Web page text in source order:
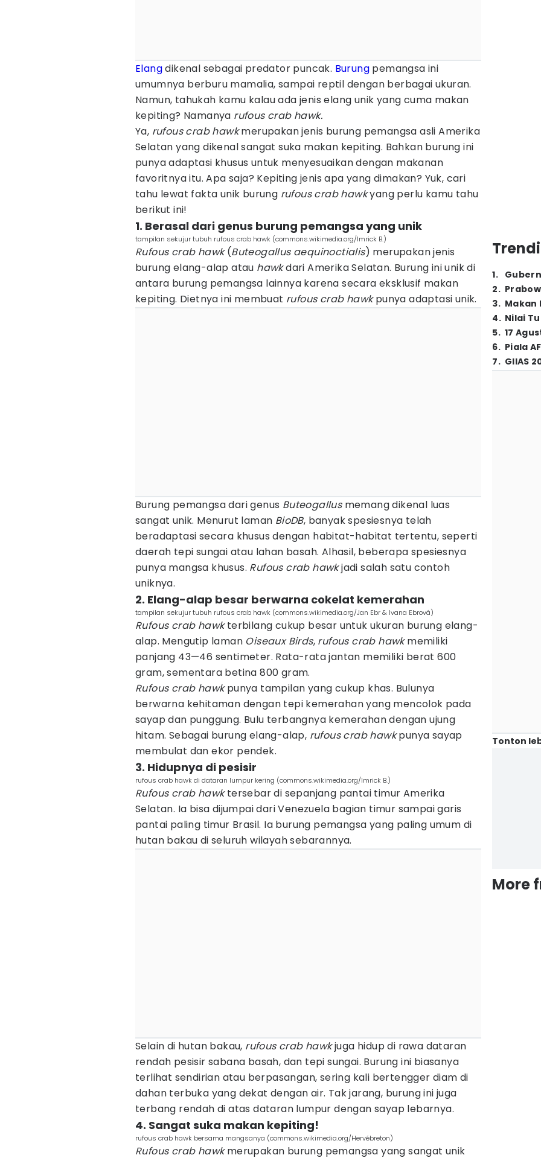
Elangdikenal sebagai predator puncak. Burung pemangsa ini
umumnya berburu mamalia, sampai reptil dengan berbagai ukuran.
Namun, tahukah kamu kalau ada jenis elang unik yang cuma makan
kepiting? Namanya rufous crab hawk.
Ya, rufous crab hawkmerupakan jenis burung pemangsa asli Amerika
Selatan yang dikenal sangat suka makan kepiting. Bahkan burung ini
punya adaptasi khusus untuk menyesuaikan dengan makanan
favoritnya itu. Apa saja? Kepiting jenis apa yang dimakan? Yuk, cari
tahu lewat fakta unik burung rufous crab hawkyang perlu kamu tahu
berikut ini!
1. Berasal dari genus burung pemangsa yang unik
tampilan sekujur tubuh rufous crab hawk (commons.wikimedia.org/Imrick B.)
Rufous crab hawk(Buteogallus aequinoctialis) merupakan jenis
burung elang-alap atau hawkdari Amerika Selatan. Burung ini unik di
antara burung pemangsa lainnya karena secara eksklusif makan
kepiting. Dietnya ini membuat rufous crab hawkpunya adaptasi unik.
Burung pemangsa dari genus Buteogallusmemang dikenal luas
sangat unik. Menurut laman BioDB, banyak spesiesnya telah
beradaptasi secara khusus dengan habitat-habitat tertentu, seperti
daerah tepi sungai atau lahan basah. Alhasil, beberapa spesiesnya
punya mangsa khusus. Rufous crab hawkjadi salah satu contoh
uniknya.
2. Elang-alap besar berwarna cokelat kemerahan
tampilan sekujur tubuh rufous crab hawk (commons.wikimedia.org/Jan Ebr & Ivana Ebrová)
Rufous crab hawkterbilang cukup besar untuk ukuran burung elang-
alap. Mengutip laman Oiseaux Birds, rufous crab hawkmemiliki
panjang 43—46 sentimeter. Rata-rata jantan memiliki berat 600
gram, sementara betina 800 gram.
Rufous crab hawkpunya tampilan yang cukup khas. Bulunya
berwarna kehitaman dengan tepi kemerahan yang mencolok pada
sayap dan punggung. Bulu terbangnya kemerahan dengan ujung
hitam. Sebagai burung elang-alap, rufous crab hawkpunya sayap
membulat dan ekor pendek.
3. Hidupnya di pesisir
rufous crab hawk di dataran lumpur kering (commons.wikimedia.org/Imrick B.)
Rufous crab hawktersebar di sepanjang pantai timur Amerika
Selatan. Ia bisa dijumpai dari Venezuela bagian timur sampai garis
pantai paling timur Brasil. Ia burung pemangsa yang paling umum di
hutan bakau di seluruh wilayah sebarannya.
Selain di hutan bakau, rufous crab hawkjuga hidup di rawa dataran
rendah pesisir sabana basah, dan tepi sungai. Burung ini biasanya
terlihat sendirian atau berpasangan, sering kali bertengger diam di
dahan terbuka yang dekat dengan air. Tak jarang, burung ini juga
terbang rendah di atas dataran lumpur dengan sayap lebarnya.
4. Sangat suka makan kepiting!
rufous crab hawk bersama mangsanya (commons.wikimedia.org/Hervébreton)
Rufous crab hawkmerupakan burung pemangsa yang sangat unik
1.
2.
3. Makan
4. Nilai
5. 17
6. Piala
7. GIIAS
Tonton
More